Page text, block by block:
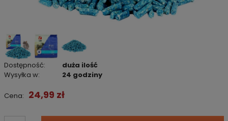
Dostępność:
duża ilość
Wysyłka w:
24 godziny
Cena: 24,99 zł